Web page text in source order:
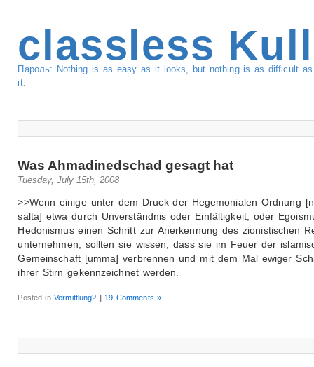
classless
Пароль: Nothing is as easy as it looks, but nothing is as difficult
it.
Was Ahmadinedschad gesagt hat
Tuesday, July 15th, 2008
>>Wenn einige unter dem Druck der Hegemonialen Ordnung
salta] etwa durch Unverständnis oder Einfältigkeit, oder
Hedonismus einen Schritt zur Anerkennung des zionistischen
unternehmen, sollten sie wissen, dass sie im Feuer der
Gemeinschaft [umma] verbrennen und mit dem Mal ewiger
ihrer Stirn gekennzeichnet werden.
Posted inVermittlung? | 19 Comments »